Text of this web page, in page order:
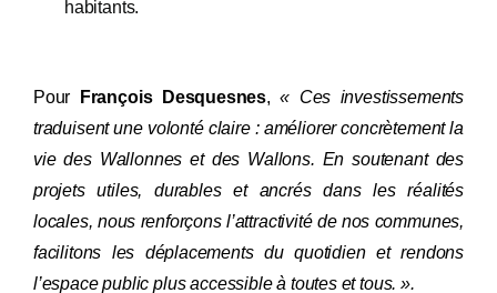
habitants.
Pour François Desquesnes,« Ces investissements
traduisent une volonté claire : améliorer concrètement la
vie des Wallonnes et des Wallons. En soutenant des
projets utiles, durables et ancrés dans les réalités
locales, nous renforçons l’attractivité de nos communes,
facilitons les déplacements du quotidien et rendons
l’espace public plus accessible à toutes et tous. ».